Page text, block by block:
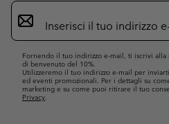
Iscrizione
e-
mail
Fornendo il tuo indirizzo e-mail, ti iscrivi
di benvenuto del 10%.
Utilizzeremo il tuo indirizzo e-mail per
ed eventi promozionali. Per i dettagli su
marketing e su come puoi ritirare il tuo
Privacy.